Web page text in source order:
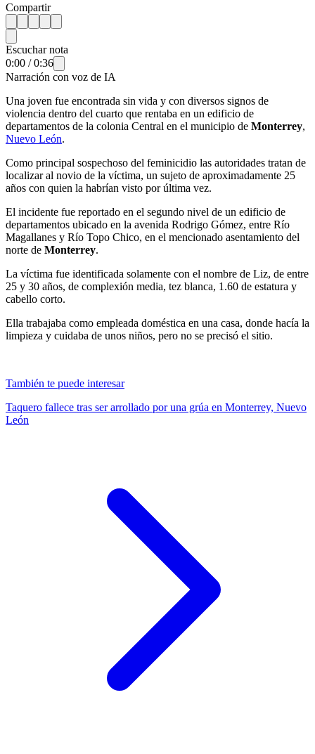
Compartir
Escuchar nota
0:00 /0:36
Narración con voz de IA
Una joven fue encontrada sin vida y con diversos signos de
violencia dentro del cuarto que rentaba en un edificio de
departamentos de la colonia Central en el municipio de Monterrey,
Nuevo León.
Como principal sospechoso del feminicidio las autoridades tratan de
localizar al novio de la víctima, un sujeto de aproximadamente 25
años con quien la habrían visto por última vez.
El incidente fue reportado en el segundo nivel de un edificio de
departamentos ubicado en la avenida Rodrigo Gómez, entre Río
Magallanes y Río Topo Chico, en el mencionado asentamiento del
norte de Monterrey.
La víctima fue identificada solamente con el nombre de Liz, de entre
25 y 30 años, de complexión media, tez blanca, 1.60 de estatura y
cabello corto.
Ella trabajaba como empleada doméstica en una casa, donde hacía la
limpieza y cuidaba de unos niños, pero no se precisó el sitio.
También te puede interesar
Taquero fallece tras ser arrollado por una grúa en Monterrey, Nuevo
León